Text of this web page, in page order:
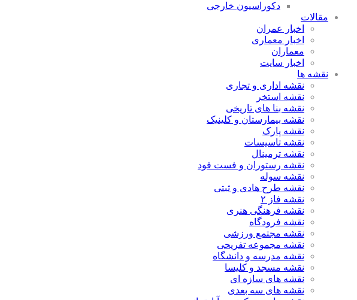
دکوراسیون خارجی
مقالات
اخبار عمران
اخبار معماری
معماران
اخبار سایت
نقشه ها
نقشه اداری و تجاری
نقشه استخر
نقشه بنا های تاریخی
نقشه بیمارستان و کلینیک
نقشه پارک
نقشه تاسیسات
نقشه ترمینال
نقشه رستوران و فست فود
نقشه سوله
نقشه طرح هادی و ثبتی
نقشه فاز ۲
نقشه فرهنگی هنری
نقشه فرودگاه
نقشه مجتمع ورزشی
نقشه مجموعه تفریحی
نقشه مدرسه و دانشگاه
نقشه مسجد و کلیسا
نقشه های سازه ای
نقشه های سه بعدی